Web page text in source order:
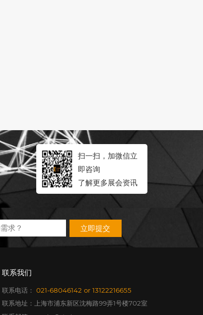
扫一扫，加微信立
即咨询
了解更多展会资讯
立即提交
联系我们
联系电话： 021-68046142 or 13122216655
联系地址：上海市浦东新区沈梅路99弄1号楼702室